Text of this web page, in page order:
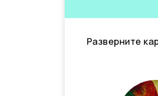
Разверните